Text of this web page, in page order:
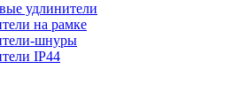
удлинители
на рамке
шнуры
IP44